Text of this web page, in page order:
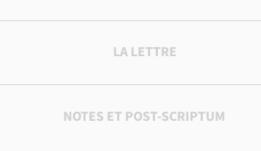
LA LETTRE
NOTES ET POST-SCRIPTUM